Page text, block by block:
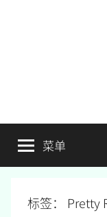
有
槽
必
槽，
毋
菜单
标签： Pretty